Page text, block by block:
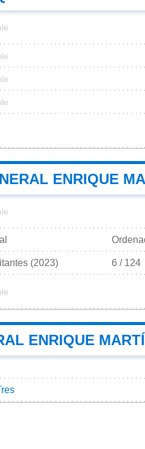
ENRIQUE
(2023) 6 / 124
ENRIQUE